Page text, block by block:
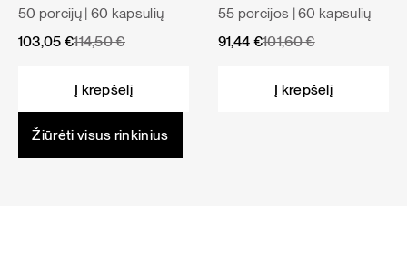
50 porcijų | 60 kapsulių
114,50€
Original
103,05 €
Current
103,05 €.
Į krepšelį
55 porcijos | 60 kapsulių
101,60€
Original
91,44 €
Current
Į krepšelį
Žiūrėti visus rinkinius